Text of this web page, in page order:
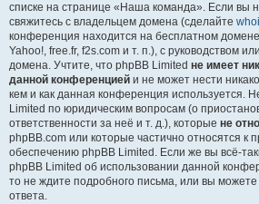
списке на странице «Наша команда». Если вы
свяжитесь с владельцем домена (сделайте
конференция находится на бесплатном
Yahoo!, free.fr, f2s.com и т. п.), с руководством
домена. Учтите, что phpBB Limited не имеет
данной конференцией и не может нести
кем и как данная конференция используется.
Limited по юридическим вопросам (о
ответственности за неё и т. д.), которые не
phpBB.com или которые частично относятся к
обеспечению phpBB Limited. Если же вы всё-
phpBB Limited об использовании данной
то не ждите подробного письма, или вы
ответа.